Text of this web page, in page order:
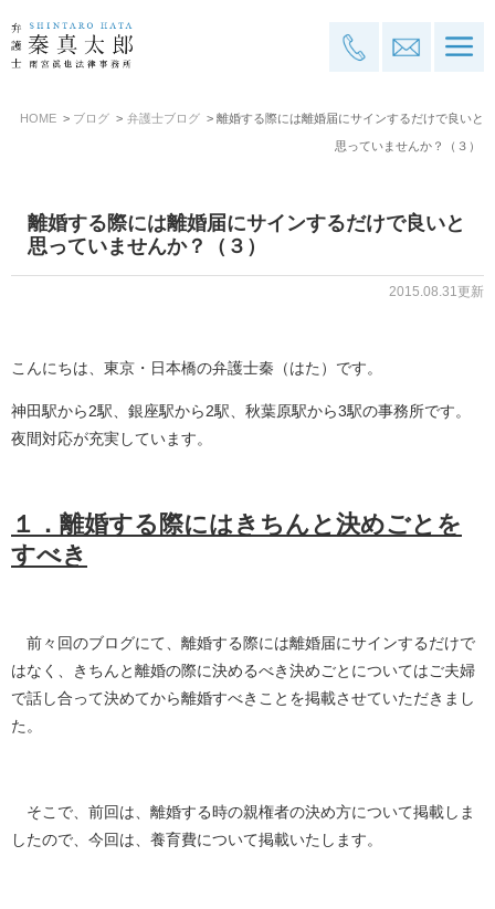
HOME ブログ 弁護士ブログ 離婚する際には離婚届にサインするだけで良いと
思っていませんか？（３）
離婚する際には離婚届にサインするだけで良いと
思っていませんか？（３）
2015.08.31更新
こんにちは、東京・日本橋の弁護士秦（はた）です。
神田駅から2駅、銀座駅から2駅、秋葉原駅から3駅の事務所です。
夜間対応が充実しています。
１．離婚する際にはきちんと決めごとを
すべき
前々回のブログにて、離婚する際には離婚届にサインするだけで
はなく、きちんと離婚の際に決めるべき決めごとについてはご夫婦
で話し合って決めてから離婚すべきことを掲載させていただきまし
た。
そこで、前回は、離婚する時の親権者の決め方について掲載しま
したので、今回は、養育費について掲載いたします。